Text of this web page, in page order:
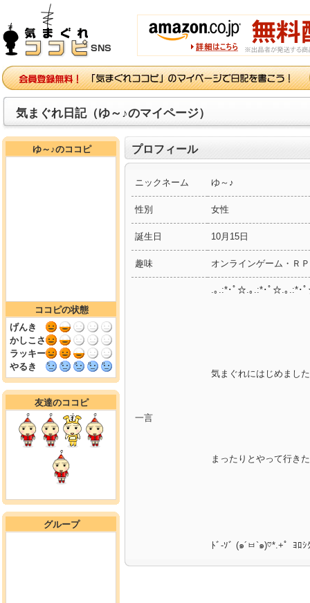
気まぐれ日記（ゆ～♪のマイページ）
ゆ～♪のココピ
ココピの状態
げんき
かしこさ
ラッキー
やるき
友達のココピ
グループ
プロフィール
ニックネーム ゆ～♪
性別 女性
誕生日 10月15日
趣味 オンラインゲーム・Ｒ
一言
.｡.:*･ﾟ☆.｡.:*･ﾟ☆.｡.:*･
気まぐれにはじめまし
まったりとやって行き
ﾄﾞ-ｿﾞ (๑´ㅂ`๑)♡*.+゜ﾖﾛｼ